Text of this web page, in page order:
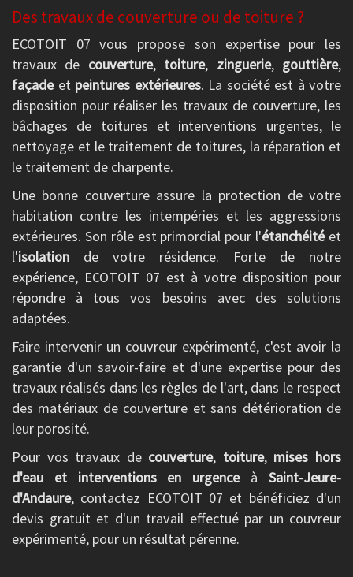
Des travaux de couverture ou de toiture ?
ECOTOIT 07 vous propose son expertise pour les
travaux de couverture, toiture, zinguerie, gouttière,
façadeet peintures extérieures. La société est à votre
disposition pour réaliser les travaux de couverture, les
bâchages de toitures et interventions urgentes, le
nettoyage et le traitement de toitures, la réparation et
le traitement de charpente.
Une bonne couverture assure la protection de votre
habitation contre les intempéries et les aggressions
extérieures. Son rôle est primordial pour l'étanchéitéet
l'isolation de votre résidence. Forte de notre
expérience, ECOTOIT 07 est à votre disposition pour
répondre à tous vos besoins avec des solutions
adaptées.
Faire intervenir un couvreur expérimenté, c'est avoir la
garantie d'un savoir-faire et d'une expertise pour des
travaux réalisés dans les règles de l'art, dans le respect
des matériaux de couverture et sans détérioration de
leur porosité.
Pour vos travaux de couverture, toiture, mises hors
d'eau et interventions en urgenceàSaint-Jeure-
d'Andaure, contactez ECOTOIT 07 et bénéficiez d'un
devis gratuit et d'un travail effectué par un couvreur
expérimenté, pour un résultat pérenne.